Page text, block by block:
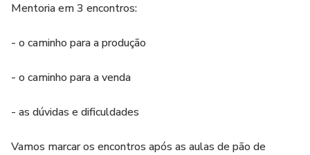
Mentoria em 3 encontros:
- o caminho para a produção
- o caminho para a venda
- as dúvidas e dificuldades
Vamos marcar os encontros após as aulas de pão de